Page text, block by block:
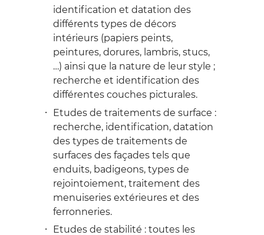
identification et datation des
différents types de décors
intérieurs (papiers peints,
peintures, dorures, lambris, stucs,
…) ainsi que la nature de leur style ;
recherche et identification des
différentes couches picturales.
Etudes de traitements de surface :
recherche, identification, datation
des types de traitements de
surfaces des façades tels que
enduits, badigeons, types de
rejointoiement, traitement des
menuiseries extérieures et des
ferronneries.
Etudes de stabilité : toutes les